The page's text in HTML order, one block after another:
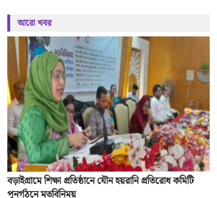
আরো খবর
বড়াইগ্রামে শিক্ষা প্রতিষ্ঠানে যৌন হয়রানি প্রতিরোধ কমিটি
পুনর্গঠনে মতবিনিময়